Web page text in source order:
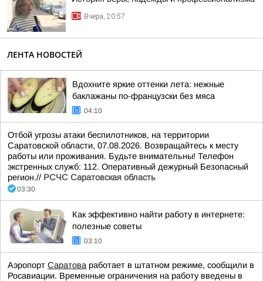
Вчера, 20:57
ЛЕНТА НОВОСТЕЙ
Вдохните яркие оттенки лета: нежные
баклажаны по-французски без мяса
04:10
Отбой угрозы атаки беспилотников, на территории
Саратовской области, 07.08.2026. Возвращайтесь к месту
работы или проживания. Будьте внимательны! Телефон
экстренных служб: 112. Оперативный дежурный Безопасный
регион.// РСЧС Саратовская область
03:30
Как эффективно найти работу в интернете:
полезные советы
03:10
Аэропорт Саратова работает в штатном режиме, сообщили в
Росавиации. Временные ограничения на работу введены в